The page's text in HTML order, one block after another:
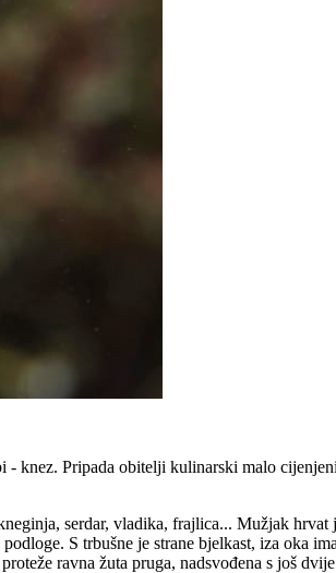
knez. Pripada obitelji kulinarski malo
serdar, vladika, frajlica... Mužjak hrvat
S trbušne je strane bjelkast, iza oka
ravna žuta pruga, nadsvođena s još